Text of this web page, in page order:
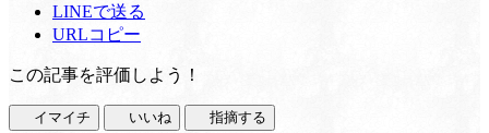
LINEで送る
URLコピー
この記事を評価しよう！
イマイチ いいね 指摘する